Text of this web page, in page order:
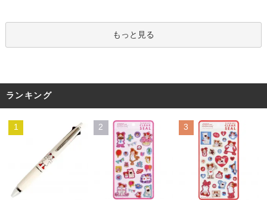
もっと見る
ランキング
1 2 3